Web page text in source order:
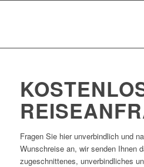
Fragen Sie hier unverbindlich und
Wunschreise an, wir senden Ihnen
zugeschnittenes, unverbindliches